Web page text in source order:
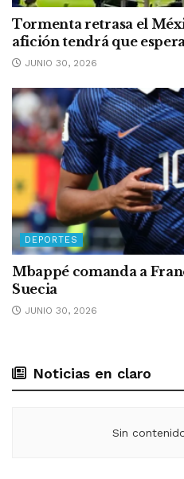
Tormenta retrasa el
afición tendrá que
JUNIO 30, 2026
DEPORTES
Mbappé comanda a
Suecia
JUNIO 30, 2026
Noticias en claro
Sin